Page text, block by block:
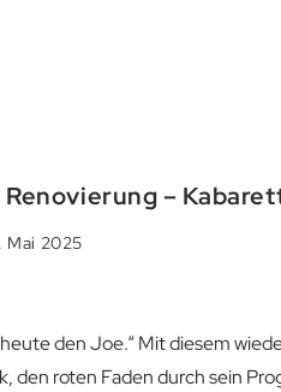
–
Mai 2025
den Joe.“ Mit diesem
den roten Faden durch sein